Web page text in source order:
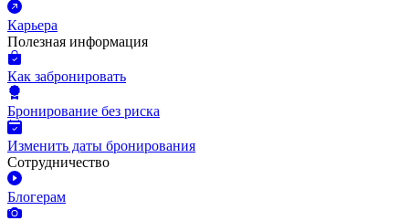
Карьера
Полезная информация
Как забронировать
Бронирование без риска
Изменить даты бронирования
Сотрудничество
Блогерам